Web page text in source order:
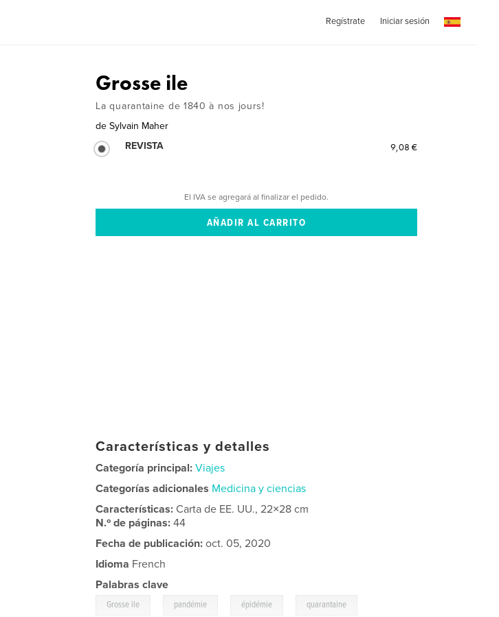
Regístrate Iniciar sesión
Grosse ile
La quarantaine de 1840 à nos jours!
de Sylvain Maher
REVISTA
9,08 €
El IVA se agregará al finalizar el pedido.
Características y detalles
Categoría principal: Viajes
Categorías adicionales Medicina y ciencias
Características:Carta de EE. UU., 22×28 cm
N.º de páginas:44
Fecha de publicación: oct. 05, 2020
Idioma French
Palabras clave
Grosse ile pandémie épidémie quarantaine